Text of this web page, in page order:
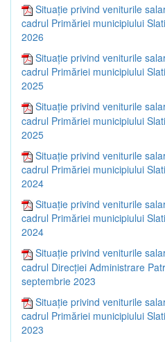
Situație privind veniturile
cadrul Primăriei municipiului
2026
Situație privind veniturile
cadrul Primăriei municipiului
2025
Situație privind veniturile
cadrul Primăriei municipiului
2025
Situație privind veniturile
cadrul Primăriei municipiului
2024
Situație privind veniturile
cadrul Primăriei municipiului
2024
Situație privind veniturile
cadrul Direcției Administrare
septembrie 2023
Situație privind veniturile
cadrul Primăriei municipiului
2023